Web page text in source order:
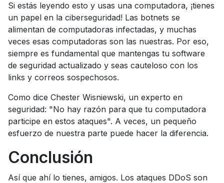
Si estás leyendo esto y usas una computadora, ¡tienes
un papel en la ciberseguridad! Las botnets se
alimentan de computadoras infectadas, y muchas
veces esas computadoras son las nuestras. Por eso,
siempre es fundamental que mantengas tu software
de seguridad actualizado y seas cauteloso con los
links y correos sospechosos.
Como dice Chester Wisniewski, un experto en
seguridad: "No hay razón para que tu computadora
participe en estos ataques". A veces, un pequeño
esfuerzo de nuestra parte puede hacer la diferencia.
Conclusión
Así que ahí lo tienes, amigos. Los ataques DDoS son